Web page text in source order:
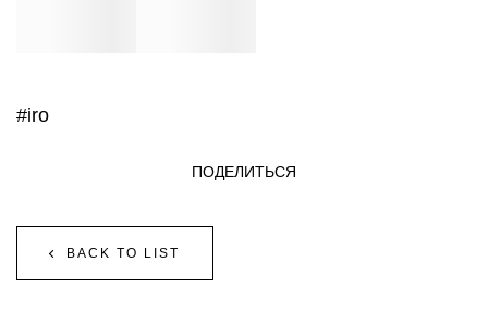
#iro
BACK TO LIST
ПОДЕЛИТЬСЯ